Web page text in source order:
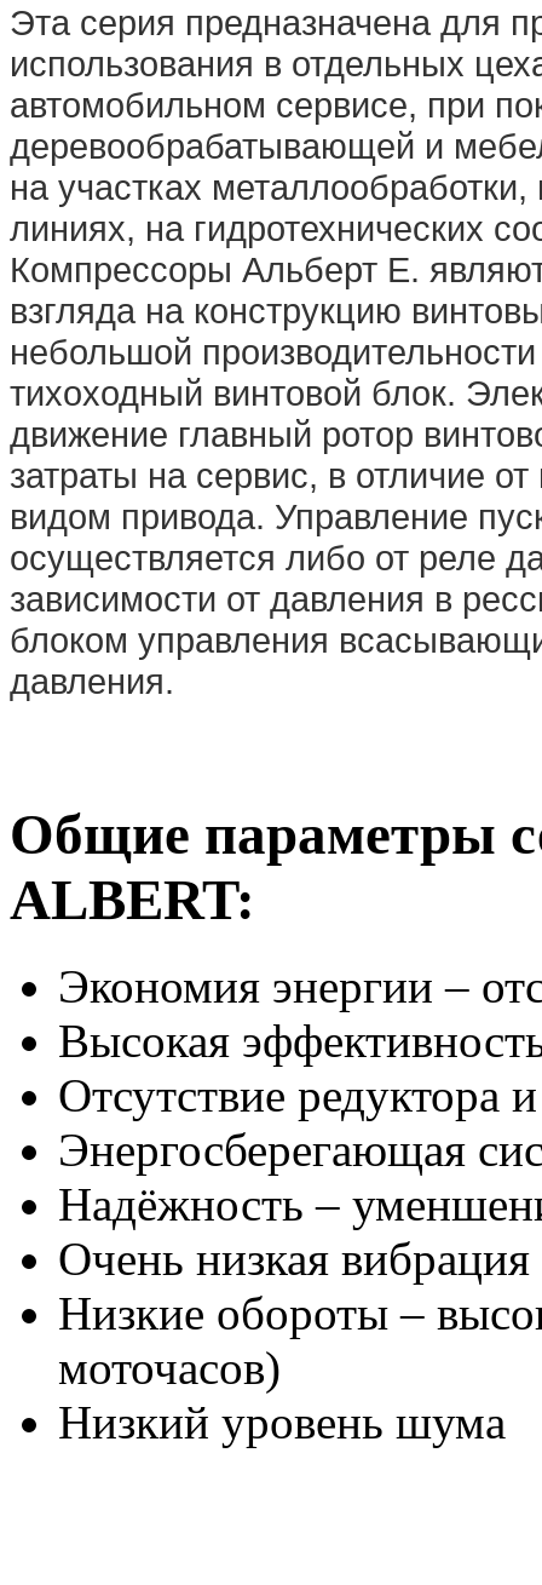
Эта серия предназначена для
использования в отдельных
автомобильном сервисе, при
деревообрабатывающей и
на участках
линиях, на гидротехнических
Компрессоры Альберт E.
взгляда на конструкцию
небольшой
тихоходный винтовой блок.
движение главный ротор
затраты на сервис, в отличие
видом привода. Управление
осуществляется либо от реле
зависимости от давления в
блоком управления
давления.
Общие параметры
ALBERT:
Экономия энергии –
Высокая
Отсутствие редуктора
Энергосберегающая
Надёжность –
Очень низкая вибрация
Низкие обороты –
моточасов)
Низкий уровень шума